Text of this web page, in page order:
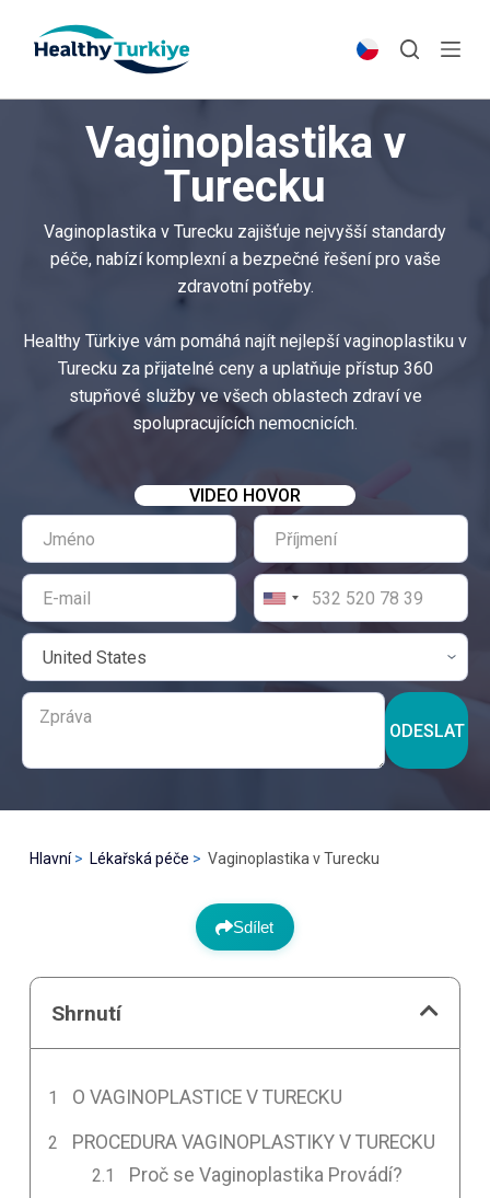
p
t
Vaginoplastika v
Turecku
Vaginoplastika v Turecku zajišťuje nejvyšší standardy
péče, nabízí komplexní a bezpečné řešení pro vaše
zdravotní potřeby.
Healthy Türkiye vám pomáhá najít nejlepší vaginoplastiku v
Turecku za přijatelné ceny a uplatňuje přístup 360
stupňové služby ve všech oblastech zdraví ve
spolupracujících nemocnicích.
VIDEO HOVOR
ODESLAT
Hlavní Lékařská péče Vaginoplastika v Turecku
Sdílet
Shrnutí
O VAGINOPLASTICE V TURECKU
PROCEDURA VAGINOPLASTIKY V TURECKU
Proč se Vaginoplastika Provádí?